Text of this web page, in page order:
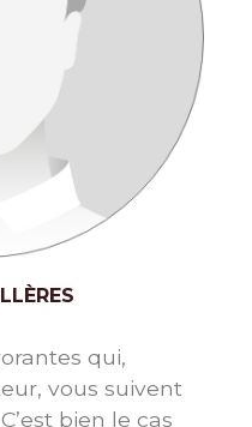
qui,
vous suivent
bien le cas